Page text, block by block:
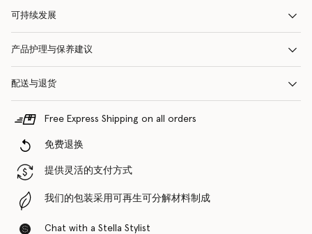
可持续发展
产品护理与保养建议
配送与退货
Free Express Shipping on all orders
免费退换
提供灵活的支付方式
我们的包装采用可再生可分解材料制成
Chat with a Stella Stylist